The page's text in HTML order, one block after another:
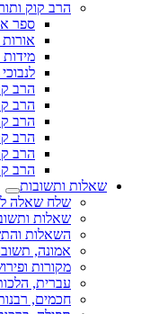
הרב קוק
ספר
הרב
הרב
הרב
הרב
הרב
הרב
שאלות ותשובות
שלח שאלה
שאלות
השאלות
אמונה,
מקורות
עברית,
חכמים,